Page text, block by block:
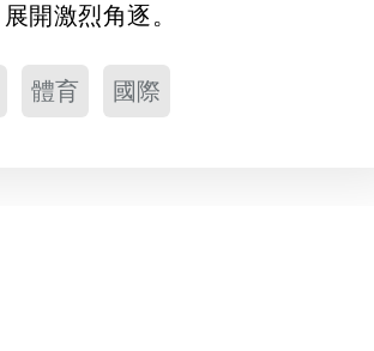
開激烈角逐。
體育 國際